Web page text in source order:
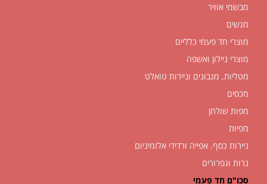
מבשמי אוויר
מגשים
מוצרי חד פעמי כלליים
מוצרי ניילון ואשפה
מטליות, מגבונים וניירות טואלט
מכסים
מפות שולחן
מפיות
ניירות כסף, אפייה ורדידי אלומיניום
נרות וגפרורים
סכו"ם חד פעמי